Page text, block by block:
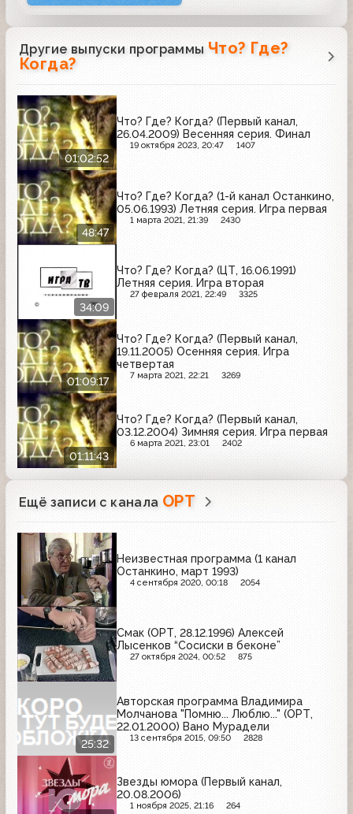
Другие выпуски программы Что? Где?
Когда?
01:02:52
Что? Где? Когда? (Первый канал,
26.04.2009) Весенняя серия. Финал
19 октября 2023, 20:47 1407
48:47
Что? Где? Когда? (1-й канал Останкино,
05.06.1993) Летняя серия. Игра первая
1 марта 2021, 21:39 2430
34:09
Что? Где? Когда? (ЦТ, 16.06.1991)
Летняя серия. Игра вторая
27 февраля 2021, 22:49 3325
01:09:17
Что? Где? Когда? (Первый канал,
19.11.2005) Осенняя серия. Игра
четвертая
7 марта 2021, 22:21 3269
01:11:43
Что? Где? Когда? (Первый канал,
03.12.2004) Зимняя серия. Игра первая
6 марта 2021, 23:01 2402
Ещё записи с канала ОРТ
Неизвестная программа (1 канал
Останкино, март 1993)
4 сентября 2020, 00:18 2054
Смак (ОРТ, 28.12.1996) Алексей
Лысенков “Сосиски в беконе”
27 октября 2024, 00:52 875
25:32
Авторская программа Владимира
Молчанова "Помню... Люблю..." (ОРТ,
22.01.2000) Вано Мурадели
13 сентября 2015, 09:50 2828
Звезды юмора (Первый канал,
20.08.2006)
1 ноября 2025, 21:16 264